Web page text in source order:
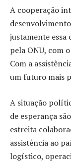
A cooperação
justamente essa
pela ONU, com
Com a
um futuro mais
A situação
de esperança
estreita
assistência ao
logístico,